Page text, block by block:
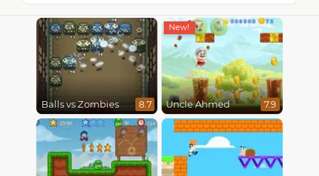
Balls vs Zombies 8.7 Uncle Ahmed 7.9